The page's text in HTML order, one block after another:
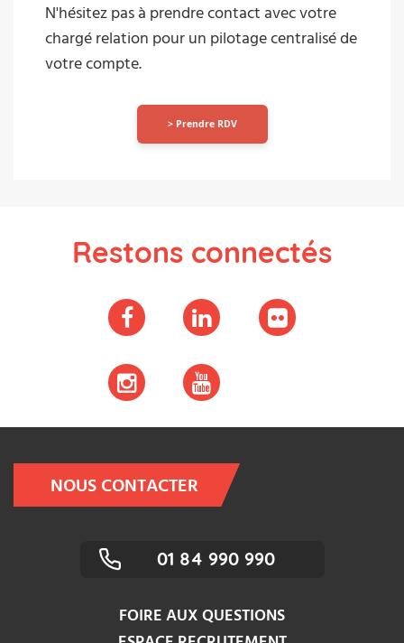
N'hésitez pas à prendre contact avec votre
chargé relation pour un pilotage centralisé de
votre compte.
> Prendre RDV
Restons connectés
NOUS CONTACTER
01 84 990 990
FOIRE AUX QUESTIONS